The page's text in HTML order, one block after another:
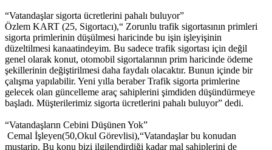
“Vatandaşlar sigorta ücretlerini pahalı buluyor”
Özlem KART (25, Sigortacı),“ Zorunlu trafik sigortasının primleri
sigorta primlerinin düşülmesi haricinde bu işin işleyişinin
düzeltilmesi kanaatindeyim. Bu sadece trafik sigortası için değil
genel olarak konut, otomobil sigortalarının prim haricinde ödeme
şekillerinin değiştirilmesi daha faydalı olacaktır. Bunun içinde bir
çalışma yapılabilir. Yeni yılla beraber Trafik sigorta primlerine
gelecek olan güncelleme araç sahiplerini şimdiden düşündürmeye
başladı. Müşterilerimiz sigorta ücretlerini pahalı buluyor” dedi.
“Vatandaşların Cebini Düşünen Yok”
Cemal İşleyen(50,Okul Görevlisi),“Vatandaşlar bu konudan
mustarip. Bu konu bizi ilgilendirdiği kadar mal sahiplerini de